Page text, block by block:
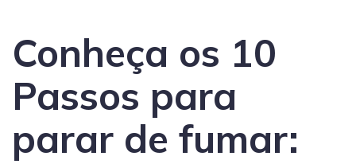
Conheça os 10
Passos para
parar de fumar: